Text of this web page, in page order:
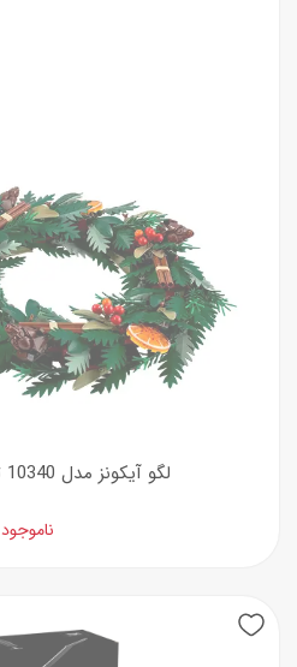
لگو آیکونز مدل 10340 تاج گل Wreath
ناموجود